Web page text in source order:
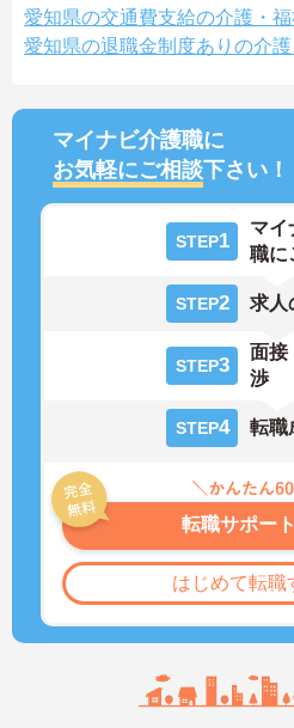
愛知県の交通費支給の介護・福
愛知県の退職金制度ありの介護
マイナビ介護職に
お気軽にご相談下さい！
STEP1
マイ
職に
STEP2 求人
STEP3
面接
渉
STEP4 転職
転職サポー
はじめて転職